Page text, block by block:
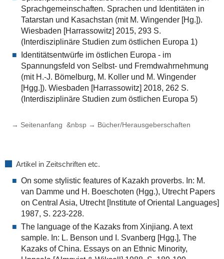
Sprachgemeinschaften. Sprachen und Identitäten in
Tatarstan und Kasachstan (mit M. Wingender [Hg.]).
Wiesbaden [Harrassowitz] 2015, 293 S.
(Interdisziplinäre Studien zum östlichen Europa 1)
Identitätsentwürfe im östlichen Europa - im
Spannungsfeld von Selbst- und Fremdwahrnehmung
(mit H.-J. Bömelburg, M. Koller und M. Wingender
[Hgg.]). Wiesbaden [Harrassowitz] 2018, 262 S.
(Interdisziplinäre Studien zum östlichen Europa 5)
→ Seitenanfang &nbsp → Bücher/Herausgeberschaften
Artikel in Zeitschriften etc.
On some stylistic features of Kazakh proverbs. In: M.
van Damme und H. Boeschoten (Hgg.), Utrecht Papers
on Central Asia, Utrecht [Institute of Oriental Languages]
1987, S. 223-228.
The language of the Kazaks from Xinjiang. A text
sample. In: L. Benson und I. Svanberg [Hgg.], The
Kazaks of China. Essays on an Ethnic Minority,